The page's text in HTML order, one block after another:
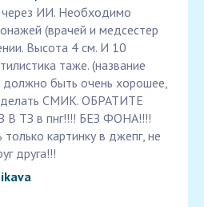
через ИИ. Необходимо
(врачей и медсестер
Высота 4 см. И 10
таже. (название
должно быть очень хорошее,
СМИК. ОБРАТИТЕ
ТЗ в пнг!!!! БЕЗ ФОНА!!!!
картинку в джепг, не
друга!!!